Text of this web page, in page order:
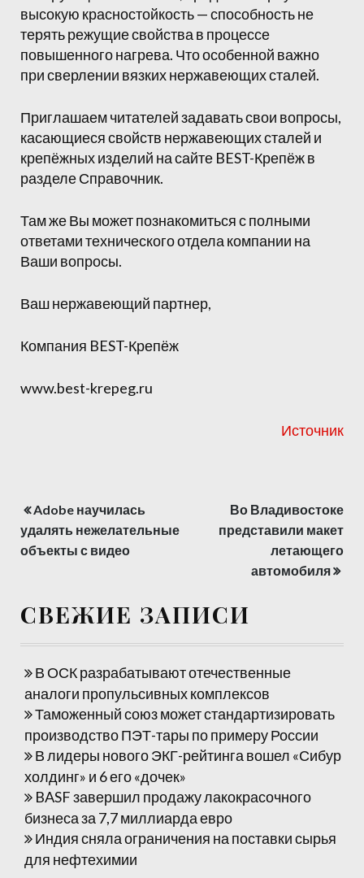
высокую красностойкость — способность не
терять режущие свойства в процессе
повышенного нагрева. Что особенной важно
при сверлении вязких нержавеющих сталей.
Приглашаем читателей задавать свои вопросы,
касающиеся свойств нержавеющих сталей и
крепёжных изделий на сайте BEST-Крепёж в
разделе Справочник.
Там же Вы может познакомиться с полными
ответами технического отдела компании на
Ваши вопросы.
Ваш нержавеющий партнер,
Компания BEST-Крепёж
www.best-krepeg.ru
Источник
Навигация
по
Adobe научилась
удалять нежелательные
объекты с видео
Во Владивостоке
представили макет
летающего
автомобиля
СВЕЖИЕ ЗАПИСИ
В ОСК разрабатывают отечественные
аналоги пропульсивных комплексов
Таможенный союз может стандартизировать
производство ПЭТ-тары по примеру России
В лидеры нового ЭКГ-рейтинга вошел «Сибур
холдинг» и 6 его «дочек»
BASF завершил продажу лакокрасочного
бизнеса за 7,7 миллиарда евро
Индия сняла ограничения на поставки сырья
для нефтехимии